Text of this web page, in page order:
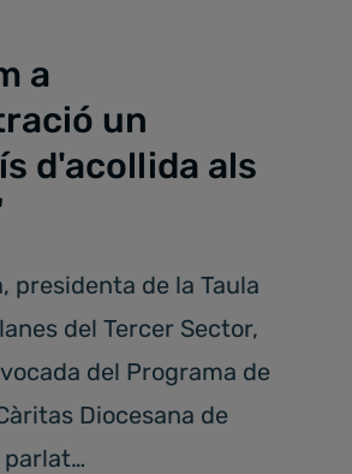
a
un
d'acollida als
presidenta de la Taula
del Tercer Sector,
del Programa de
Diocesana de
parlat…